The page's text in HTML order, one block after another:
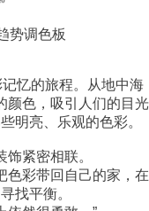
势调色板
忆的旅程。从地中海
颜色，吸引人们的目光
明亮、乐观的色彩。
紧密相联。
色彩带回自己的家，在
找平衡。